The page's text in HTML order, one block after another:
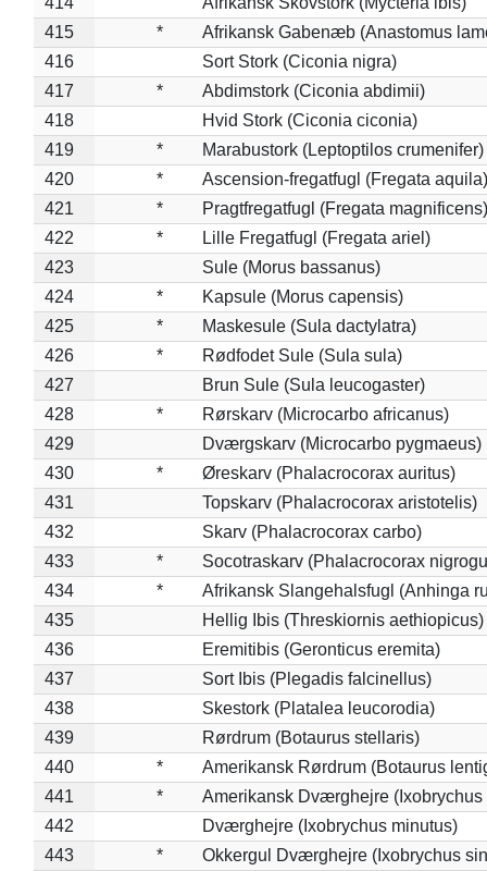
415
*
Afrikansk Gabenæb (Anastomus
416
Sort Stork (Ciconia nigra)
417
*
Abdimstork (Ciconia abdimii)
418
Hvid Stork (Ciconia ciconia)
419
*
Marabustork (Leptoptilos crumenifer)
420
*
Ascension-fregatfugl (Fregata aquila)
421
*
Pragtfregatfugl (Fregata magnificens)
422
*
Lille Fregatfugl (Fregata ariel)
423
Sule (Morus bassanus)
424
*
Kapsule (Morus capensis)
425
*
Maskesule (Sula dactylatra)
426
*
Rødfodet Sule (Sula sula)
427
Brun Sule (Sula leucogaster)
428
*
Rørskarv (Microcarbo africanus)
429
Dværgskarv (Microcarbo pygmaeus)
430
*
Øreskarv (Phalacrocorax auritus)
431
Topskarv (Phalacrocorax aristotelis)
432
Skarv (Phalacrocorax carbo)
433
*
Socotraskarv (Phalacrocorax
434
*
Afrikansk Slangehalsfugl (Anhinga
435
Hellig Ibis (Threskiornis aethiopicus)
436
Eremitibis (Geronticus eremita)
437
Sort Ibis (Plegadis falcinellus)
438
Skestork (Platalea leucorodia)
439
Rørdrum (Botaurus stellaris)
440
*
Amerikansk Rørdrum (Botaurus
441
*
Amerikansk Dværghejre (Ixobrychus
442
Dværghejre (Ixobrychus minutus)
443
*
Okkergul Dværghejre (Ixobrychus